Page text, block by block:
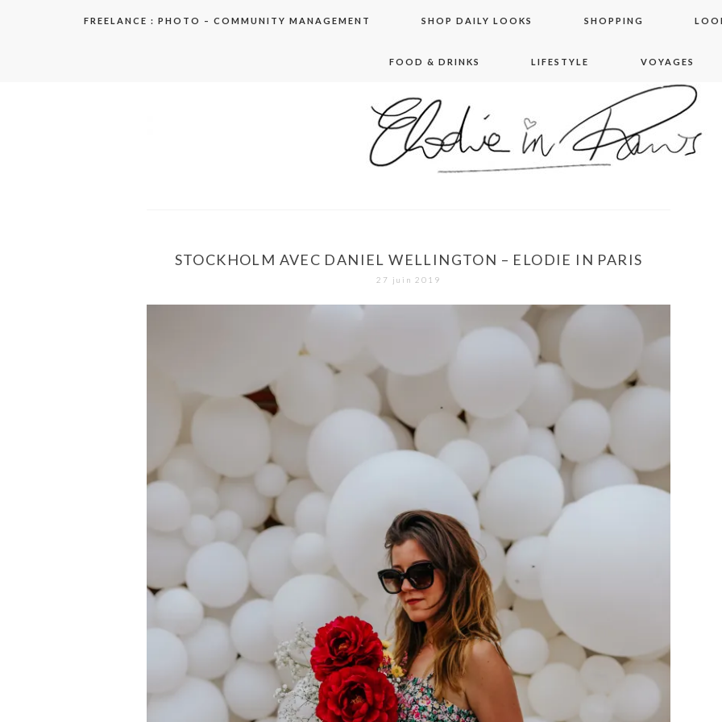
FREELANCE : PHOTO – COMMUNITY MANAGEMENT SHOP DAILY LOOKS SHOPPING
FOOD & DRINKS LIFESTYLE VOYAGES
elodie in paris
STOCKHOLM AVEC DANIEL WELLINGTON – ELODIE IN PARIS
27 juin 2019